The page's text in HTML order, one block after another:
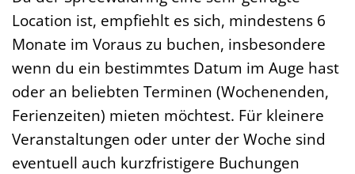
Location ist, empfiehlt es sich, mindestens 6
Monate im Voraus zu buchen, insbesondere
wenn du ein bestimmtes Datum im Auge hast
oder an beliebten Terminen (Wochenenden,
Ferienzeiten) mieten möchtest. Für kleinere
Veranstaltungen oder unter der Woche sind
eventuell auch kurzfristigere Buchungen